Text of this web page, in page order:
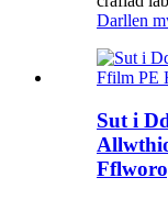
Darllen
Sut i